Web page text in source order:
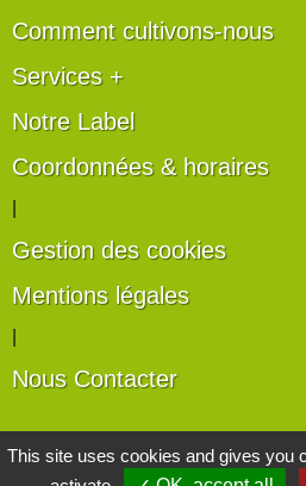
Comment cultivons-nous
Services +
Notre Label
Coordonnées & horaires
Gestion des cookies
Mentions légales
Nous Contacter
Les artisans du
This site uses cookies and gives you